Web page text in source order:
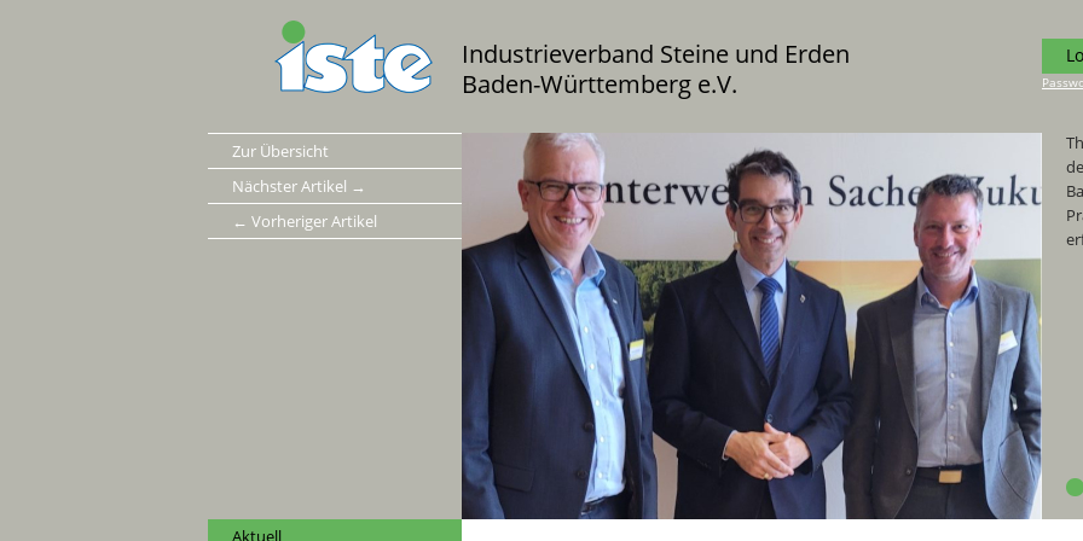
Industrieverband Steine und Erden
Baden-Württemberg e.V.
Zur Übersicht
Nächster Artikel →
← Vorheriger Artikel
Aktuell